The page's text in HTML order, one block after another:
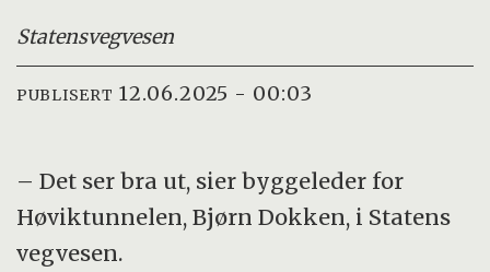
Statensvegvesen
PUBLISERT 12.06.2025 - 00:03
– Det ser bra ut, sier byggeleder for
Høviktunnelen, Bjørn Dokken, i Statens
vegvesen.